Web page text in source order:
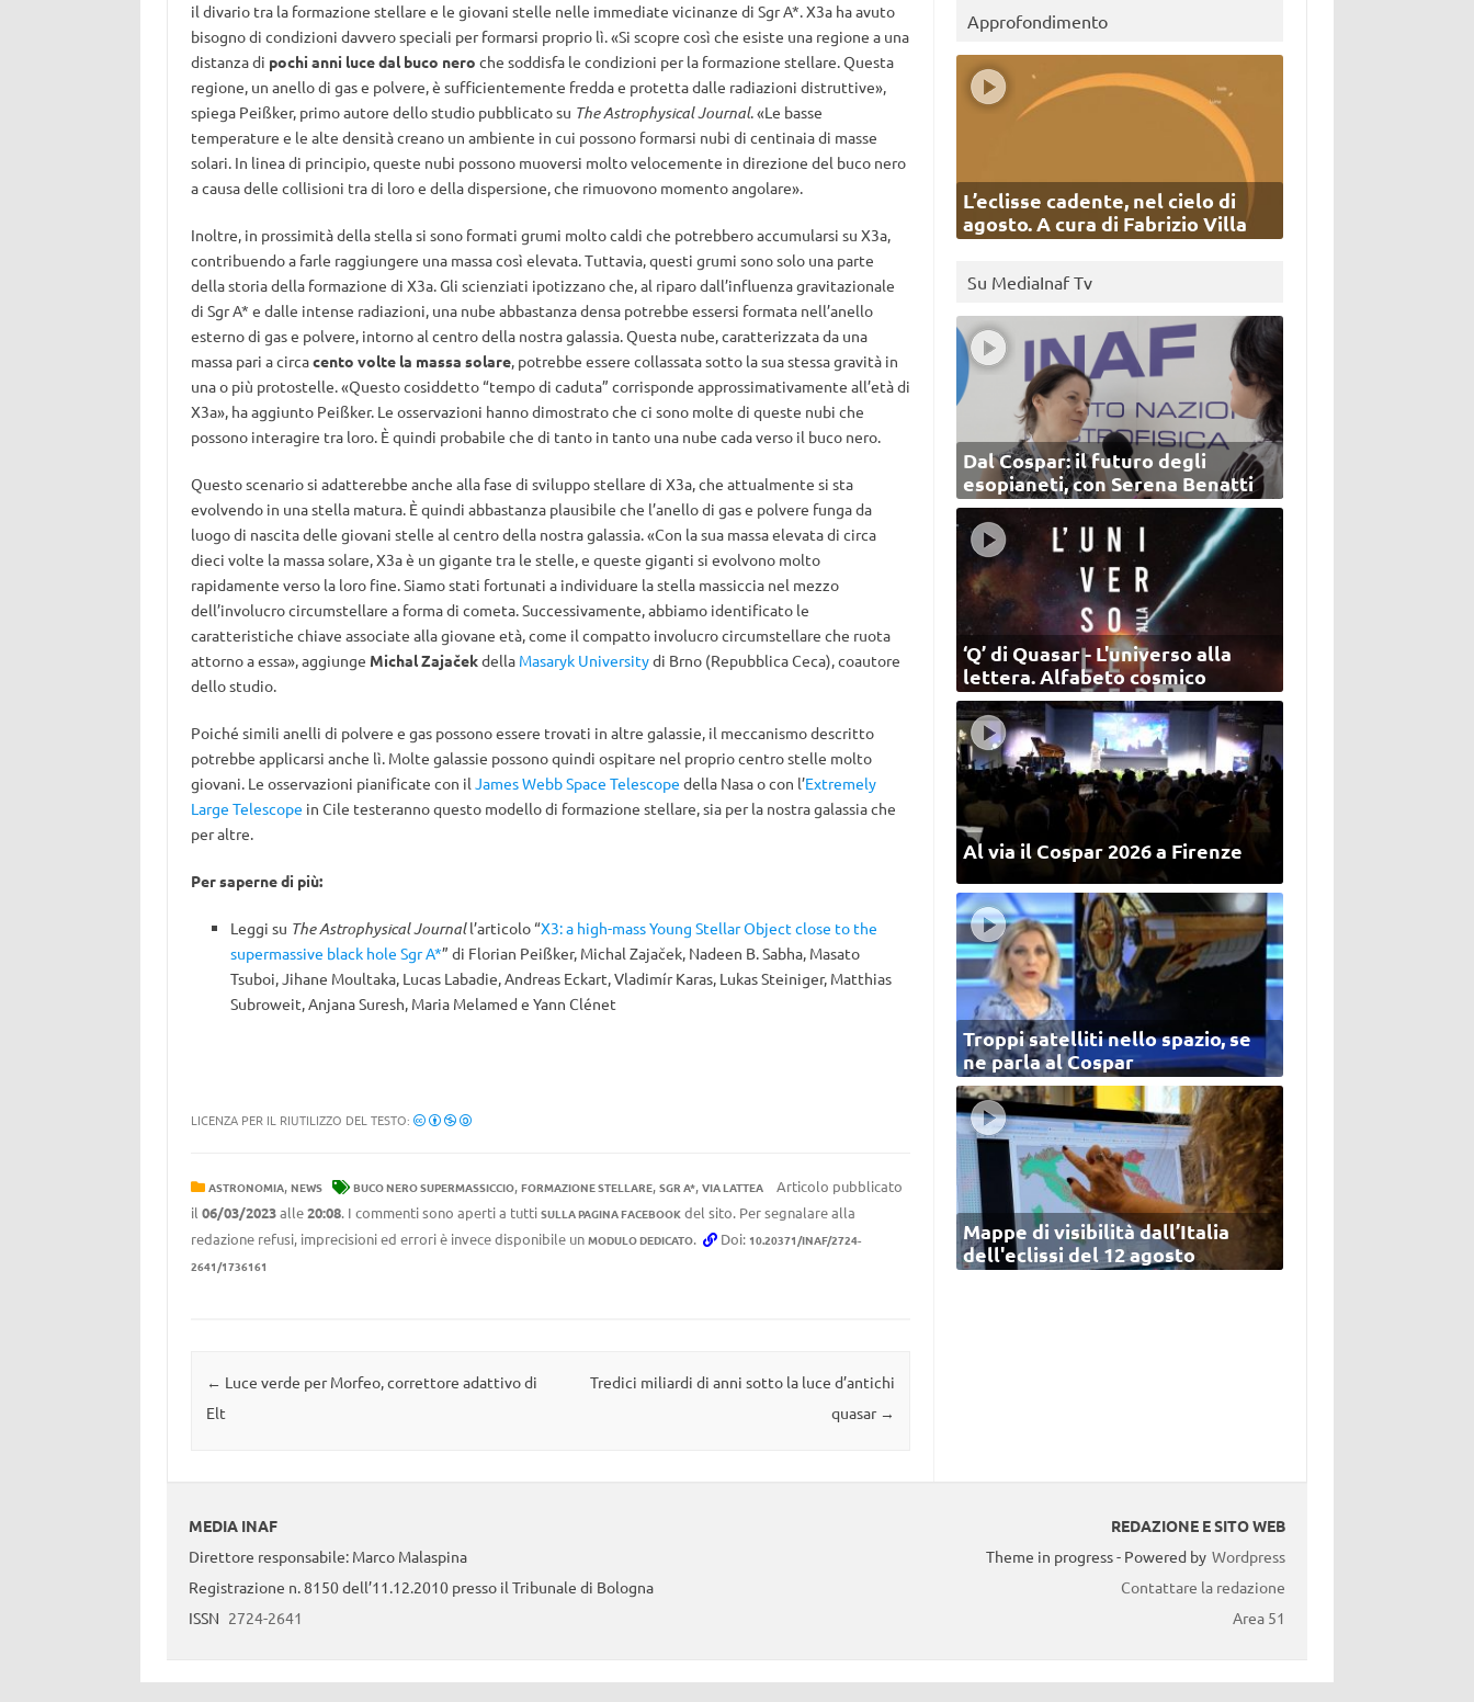
il divario tra la formazione stellare e le giovani stelle nelle immediate vicinanze di Sgr A*. X3a ha avuto
bisogno di condizioni davvero speciali per formarsi proprio lì. «Si scopre così che esiste una regione a una
distanza di pochi anni luce dal buco nero che soddisfa le condizioni per la formazione stellare. Questa
regione, un anello di gas e polvere, è sufficientemente fredda e protetta dalle radiazioni distruttive»,
spiega Peißker, primo autore dello studio pubblicato su The Astrophysical Journal. «Le basse
temperature e le alte densità creano un ambiente in cui possono formarsi nubi di centinaia di masse
solari. In linea di principio, queste nubi possono muoversi molto velocemente in direzione del buco nero
a causa delle collisioni tra di loro e della dispersione, che rimuovono momento angolare».
Inoltre, in prossimità della stella si sono formati grumi molto caldi che potrebbero accumularsi su X3a,
contribuendo a farle raggiungere una massa così elevata. Tuttavia, questi grumi sono solo una parte
della storia della formazione di X3a. Gli scienziati ipotizzano che, al riparo dall’influenza gravitazionale
di Sgr A* e dalle intense radiazioni, una nube abbastanza densa potrebbe essersi formata nell’anello
esterno di gas e polvere, intorno al centro della nostra galassia. Questa nube, caratterizzata da una
massa pari a circacento volte la massa solare, potrebbe essere collassata sotto la sua stessa gravità in
una o più protostelle. «Questo cosiddetto “tempo di caduta” corrisponde approssimativamente all’età di
X3a», ha aggiunto Peißker. Le osservazioni hanno dimostrato che ci sono molte di queste nubi che
possono interagire tra loro. È quindi probabile che di tanto in tanto una nube cada verso il buco nero.
Questo scenario si adatterebbe anche alla fase di sviluppo stellare di X3a, che attualmente si sta
evolvendo in una stella matura. È quindi abbastanza plausibile che l’anello di gas e polvere funga da
luogo di nascita delle giovani stelle al centro della nostra galassia. «Con la sua massa elevata di circa
dieci volte la massa solare, X3a è un gigante tra le stelle, e queste giganti si evolvono molto
rapidamente verso la loro fine. Siamo stati fortunati a individuare la stella massiccia nel mezzo
dell’involucro circumstellare a forma di cometa. Successivamente, abbiamo identificato le
caratteristiche chiave associate alla giovane età, come il compatto involucro circumstellare che ruota
attorno a essa», aggiunge Michal Zajačekdella Masaryk Universitydi Brno (Repubblica Ceca), coautore
dello studio.
Poiché simili anelli di polvere e gas possono essere trovati in altre galassie, il meccanismo descritto
potrebbe applicarsi anche lì. Molte galassie possono quindi ospitare nel proprio centro stelle molto
giovani. Le osservazioni pianificate con il James Webb Space Telescope della Nasa o con l’Extremely
Large Telescope in Cile testeranno questo modello di formazione stellare, sia per la nostra galassia che
per altre.
Per saperne di più:
Leggi su The Astrophysical Journall’articolo “X3: a high-mass Young Stellar Object close to the
supermassive black hole Sgr A*” di Florian Peißker, Michal Zajaček, Nadeen B. Sabha, Masato
Tsuboi, Jihane Moultaka, Lucas Labadie, Andreas Eckart, Vladimír Karas, Lukas Steiniger, Matthias
Subroweit, Anjana Suresh, Maria Melamed e Yann Clénet
LICENZA PER IL RIUTILIZZO DEL TESTO:
ASTRONOMIA, NEWS BUCO NERO SUPERMASSICCIO, FORMAZIONE STELLARE, SGR A*, VIA LATTEA
Articolo pubblicato
il 06/03/2023alle20:08. I commenti sono aperti a tutti SULLA PAGINA FACEBOOKdel sito. Per segnalare alla
redazione refusi, imprecisioni ed errori è invece disponibile un MODULO DEDICATO. Doi: 10.20371/INAF/2724-
2641/1736161
Navigazione articolo
← Luce verde per Morfeo, correttore adattivo di
Elt
Tredici miliardi di anni sotto la luce d’antichi
quasar →
Approfondimento
L’eclisse cadente, nel cielo di
agosto. A cura di Fabrizio Villa
Su MediaInaf Tv
Dal Cospar: il futuro degli
esopianeti, con Serena Benatti
‘Q’ di Quasar - L'universo alla
lettera. Alfabeto cosmico
Al via il Cospar 2026 a Firenze
Troppi satelliti nello spazio, se
ne parla al Cospar
Mappe di visibilità dall’Italia
dell'eclissi del 12 agosto
MEDIA INAF
Direttore responsabile: Marco Malaspina
Registrazione n. 8150 dell’11.12.2010 presso il Tribunale di Bologna
ISSN 2724-2641
REDAZIONE E SITO WEB
Theme in progress - Powered by Wordpress
Contattare la redazione
Area 51